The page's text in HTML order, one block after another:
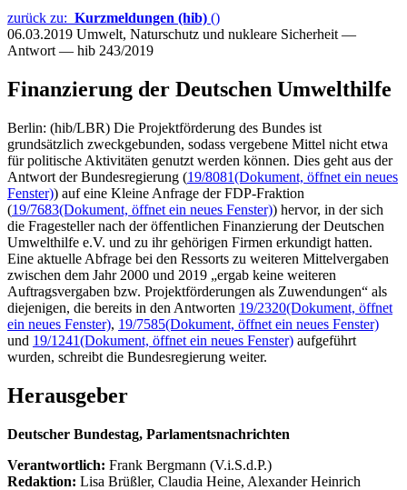
zurück zu: Kurzmeldungen (hib) ()
06.03.2019 Umwelt, Naturschutz und nukleare Sicherheit —
Antwort — hib 243/2019
Finanzierung der Deutschen Umwelthilfe
Berlin: (hib/LBR) Die Projektförderung des Bundes ist
grundsätzlich zweckgebunden, sodass vergebene Mittel nicht etwa
für politische Aktivitäten genutzt werden können. Dies geht aus der
Antwort der Bundesregierung (19/8081(Dokument, öffnet ein neues
Fenster)) auf eine Kleine Anfrage der FDP-Fraktion
(19/7683(Dokument, öffnet ein neues Fenster)) hervor, in der sich
die Fragesteller nach der öffentlichen Finanzierung der Deutschen
Umwelthilfe e.V. und zu ihr gehörigen Firmen erkundigt hatten.
Eine aktuelle Abfrage bei den Ressorts zu weiteren Mittelvergaben
zwischen dem Jahr 2000 und 2019 „ergab keine weiteren
Auftragsvergaben bzw. Projektförderungen als Zuwendungen“ als
diejenigen, die bereits in den Antworten 19/2320(Dokument, öffnet
ein neues Fenster), 19/7585(Dokument, öffnet ein neues Fenster)
und 19/1241(Dokument, öffnet ein neues Fenster) aufgeführt
wurden, schreibt die Bundesregierung weiter.
Herausgeber
Deutscher Bundestag, Parlamentsnachrichten
Verantwortlich: Frank Bergmann (V.i.S.d.P.)
Redaktion: Lisa Brüßler, Claudia Heine, Alexander Heinrich